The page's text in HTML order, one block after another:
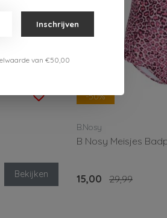
Bekijken
-50%
B.Nosy
B Nosy Meisjes
15,00 29,99
Inschrijven
van €50,00